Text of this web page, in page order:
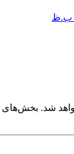
شد. بخش‌های